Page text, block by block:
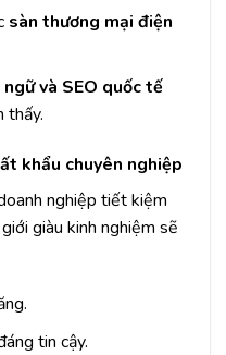
sàn thương mại điện
và SEO quốc tế
thấy.
khẩu chuyên nghiệp
nghiệp tiết kiệm
giàu kinh nghiệm sẽ
tin cậy.